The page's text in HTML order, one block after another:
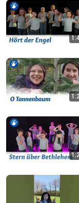
Ich geh mit
Kinderlieder
Die
Kinderlieder
Kinderlieder